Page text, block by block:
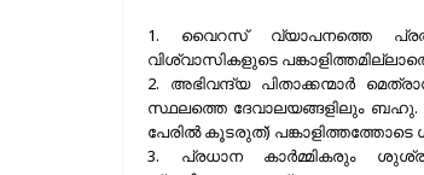
1. വൈറസ് വ്യാപനത്തെ
വിശ്വാസികളുടെ
2. അഭിവന്ദ്യ പിതാക്കന്മാര്‍
സ്ഥലത്തെ ദേവാലയങ്ങളിലും
പേരില്‍ കൂടരുത്)
3. പ്രധാന കാര്‍മ്മികരും